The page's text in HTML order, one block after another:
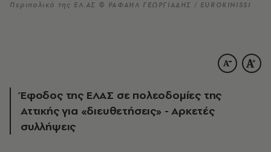
Περιπολικό της ΕΛ.ΑΣ © ΡΑΦΑΗΛ ΓΕΩΡΓΙΑΔΗΣ / EUROKINISSI
Έφοδος της ΕΛΑΣ σε πολεοδομίες της
Αττικής για «διευθετήσεις» - Αρκετές
συλλήψεις